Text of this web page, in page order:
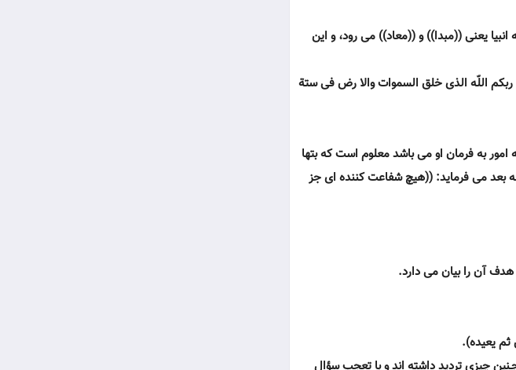
يعنى ((مبدا)) و ((معاد)) مى رود، و اين
ربكم اللّه الذى خلق السموات والا رض فى ستة
به فرمان او مى باشد معلوم است كه بتها
بعد مى فرمايد: ((هيچ شفاعت كننده اى جز
آن را بيان مى دارد.
ثم يعيده).